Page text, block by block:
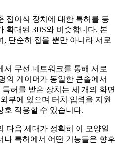
접이식 장치에 대한 특허를 등
확대된 3DS와 비슷합니다. 본
, 단순히 접을 뿐만 아니라 서로
서 무선 네트워크를 통해 서로
의 게이머가 동일한 콘솔에서
허를 받은 장치는 세 개의 화면
부에 있으며 터치 입력을 지원
호 작용할 수 있습니다.
다음 세대가 정확히 이 모양일
나 특허에서 어떤 기능들은 향후